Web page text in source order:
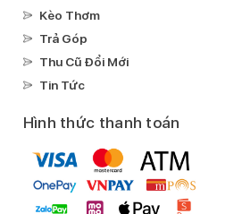
Kèo Thơm
Trả Góp
Thu Cũ Đổi Mới
Tin Tức
Hình thức thanh toán